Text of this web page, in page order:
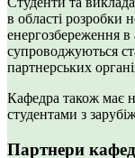
в області розробки
енергозбереження
супроводжуються
партнерських
Кафедра також має
студентами з
Партнери